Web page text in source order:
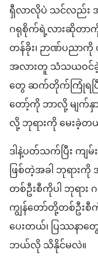
ရှီလာလိုပဲ သင်လည်း အ
ဂရုစိုက်ရဲ့လားဆိုတာ
တန်ခိုး၊ ဉာဏ်ပညာ
အလားတူ သံသယဝင်
တွေ ဆက်တိုက်ကြုံရပြီ
တော့်ကို ဘာလို့ မျက်
လို့ ဘုရားကို မေးခဲ့
ဒါနဲ့ပတ်သက်ပြီး ကျ
ဖြစ်တဲ့အခါ ဘုရားကို
တစ်ဦးစီကိုပါ ဘုရာ
ကျွန်တော်တို့တစ်ဦးစီ
ပေးတယ်၊ ပြဿနာ
ဘယ်လို သိနိုင်မလဲ။